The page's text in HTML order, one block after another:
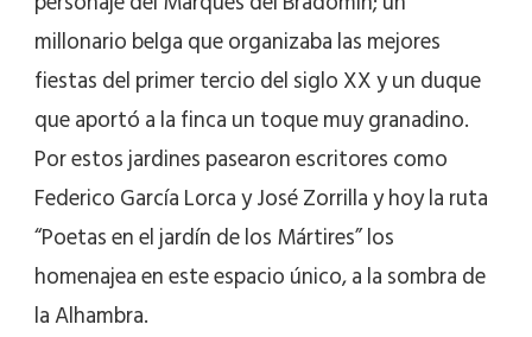
millonario belga que organizaba las mejores
fiestas del primer tercio del siglo XX y un duque
que aportó a la finca un toque muy granadino.
Por estos jardines pasearon escritores como
Federico García Lorca y José Zorrilla y hoy la ruta
“Poetas en el jardín de los Mártires” los
homenajea en este espacio único, a la sombra de
la Alhambra.